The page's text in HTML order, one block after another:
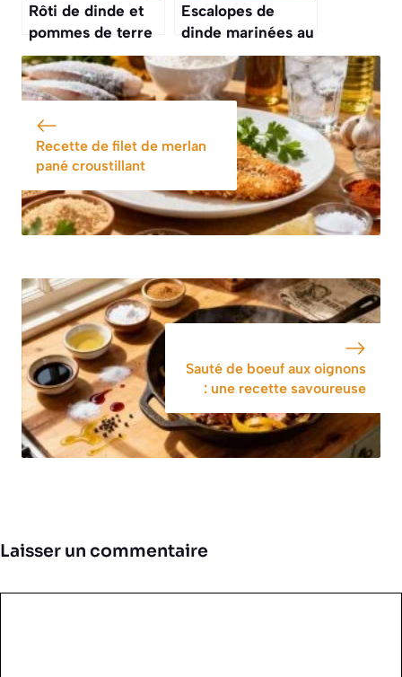
Rôti de dinde et
pommes de terre
au Cookeo :
recette facile et
savoureuse
Escalopes de
dinde marinées au
citron : recette
gourmande et
facile
Recette de filet de merlan
pané croustillant
Sauté de boeuf aux oignons
: une recette savoureuse
Laisser un commentaire